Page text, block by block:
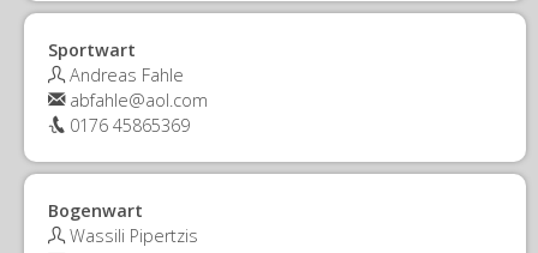
Sportwart
Andreas Fahle
abfahle@aol.com
0176 45865369
Bogenwart
Wassili Pipertzis